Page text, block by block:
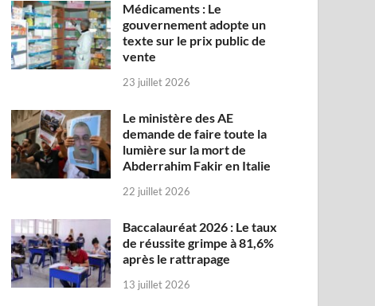
Médicaments : Le
gouvernement adopte un
texte sur le prix public de
vente
23 juillet 2026
Le ministère des AE
demande de faire toute la
lumière sur la mort de
Abderrahim Fakir en Italie
22 juillet 2026
Baccalauréat 2026 : Le taux
de réussite grimpe à 81,6%
après le rattrapage
13 juillet 2026